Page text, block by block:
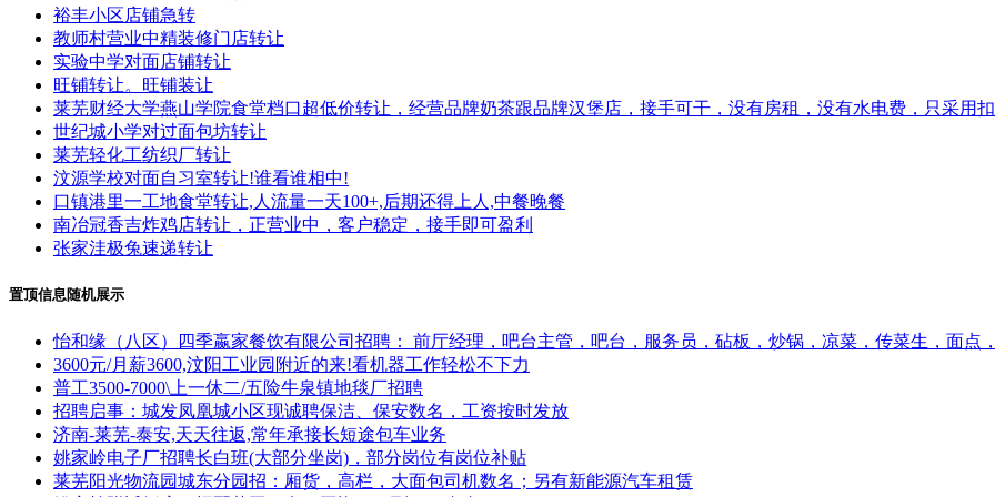
裕丰小区店铺急转
教师村营业中精装修门店转让
实验中学对面店铺转让
旺铺转让。旺铺装让
莱芜财经大学燕山学院食堂档口超低价转让，经营品牌奶茶跟品牌汉堡店，接手可干，没有房租，没有水电费，只采用
世纪城小学对过面包坊转让
莱芜轻化工纺织厂转让
汶源学校对面自习室转让!谁看谁相中!
口镇港里一工地食堂转让,人流量一天100+,后期还得上人,中餐晚餐
南冶冠香吉炸鸡店转让，正营业中，客户稳定，接手即可盈利
张家洼极兔速递转让
置顶信息随机展示
怡和缘（八区）四季嬴家餐饮有限公司招聘： 前厅经理，吧台主管，吧台，服务员，砧板，炒锅，凉菜，传菜生，面点
3600元/月薪3600,汶阳工业园附近的来!看机器工作轻松不下力
普工3500-7000\上一休二/五险牛泉镇地毯厂招聘
招聘启事：城发凤凰城小区现诚聘保洁、保安数名，工资按时发放
济南-莱芜-泰安,天天往返,常年承接长短途包车业务
姚家岭电子厂招聘长白班(大部分坐岗)，部分岗位有岗位补贴
莱芜阳光物流园城东分园招：厢货，高栏，大面包司机数名；另有新能源汽车租赁